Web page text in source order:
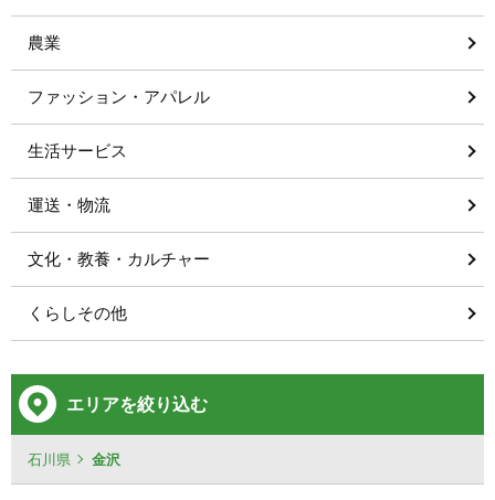
農業
ファッション・アパレル
生活サービス
運送・物流
文化・教養・カルチャー
くらしその他
エリアを絞り込む
石川県 金沢